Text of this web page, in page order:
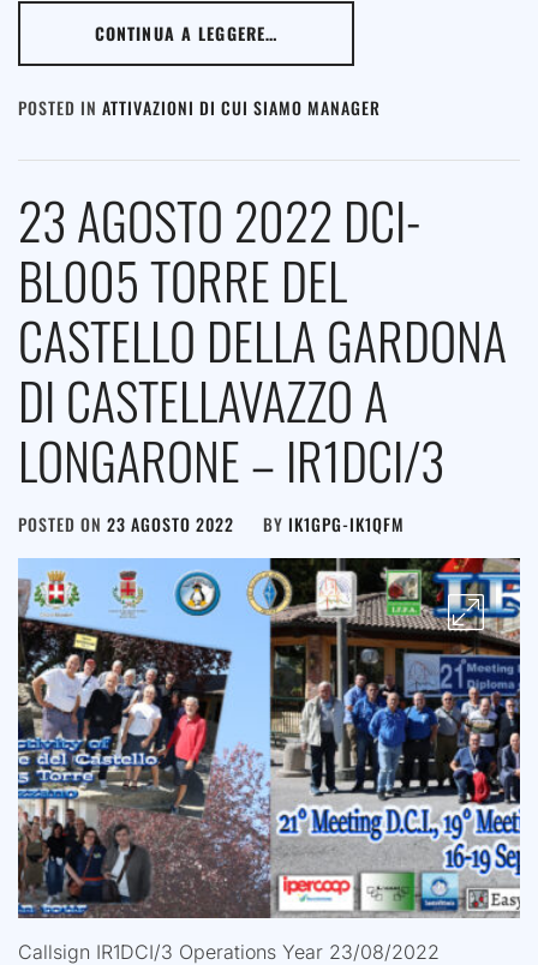
CONTINUA A LEGGERE…
POSTED IN ATTIVAZIONI DI CUI SIAMO MANAGER
23 AGOSTO 2022 DCI-
BL005 TORRE DEL
CASTELLO DELLA GARDONA
DI CASTELLAVAZZO A
LONGARONE – IR1DCI/3
POSTED ON 23 AGOSTO 2022 BY IK1GPG-IK1QFM
Callsign IR1DCI/3 Operations Year 23/08/2022